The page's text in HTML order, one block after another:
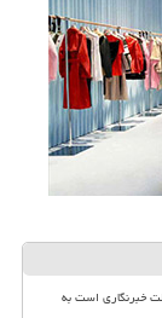
خبرنگاری است به